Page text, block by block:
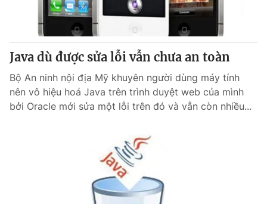
thuận bằng văn bản. Ghi rõ nguồn VTV.vn khi phát hành lại
Java dù được sửa lỗi vẫn chưa an toàn
Bộ An ninh nội địa Mỹ khuyên người dùng máy tính
nên vô hiệu hoá Java trên trình duyệt web của mình
bởi Oracle mới sửa một lỗi trên đó và vẫn còn nhiều...